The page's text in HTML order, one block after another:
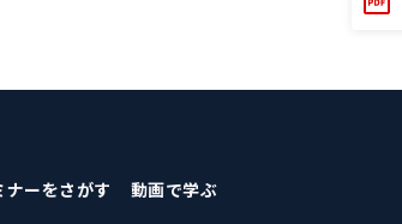
ナーをさがす 動画で学ぶ